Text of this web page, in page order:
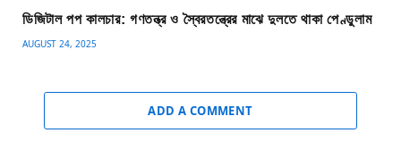
ডিজিটাল পপ কালচার: গণতন্ত্র ও স্বৈরতন্ত্রের মাঝে দুলতে থাকা পেণ্ডুলাম
AUGUST 24, 2025
ADD A COMMENT